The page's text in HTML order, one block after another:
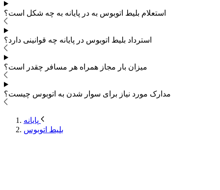
استعلام بلیط اتوبوس به در پایانه به چه شکل است؟
استرداد بلیط اتوبوس در پایانه چه قوانینی دارد؟
میزان بار مجاز همراه هر مسافر چقدر است؟
مدارک مورد نیاز برای سوار شدن به اتوبوس چیست؟
بلیط اتوبوس